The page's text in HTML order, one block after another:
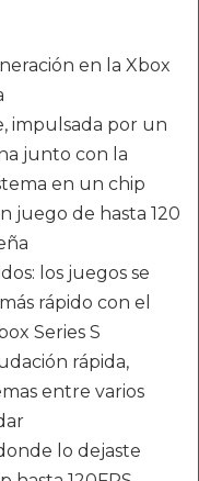
en la Xbox
impulsada por un
junto con la
en un chip
juego de hasta 120
los juegos se
rápido con el
Series S
rápida,
entre varios
lo dejaste